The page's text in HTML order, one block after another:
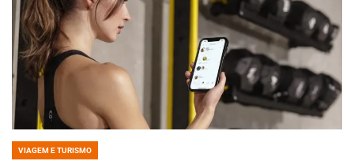
POSTED
VIAGEM E TURISMO